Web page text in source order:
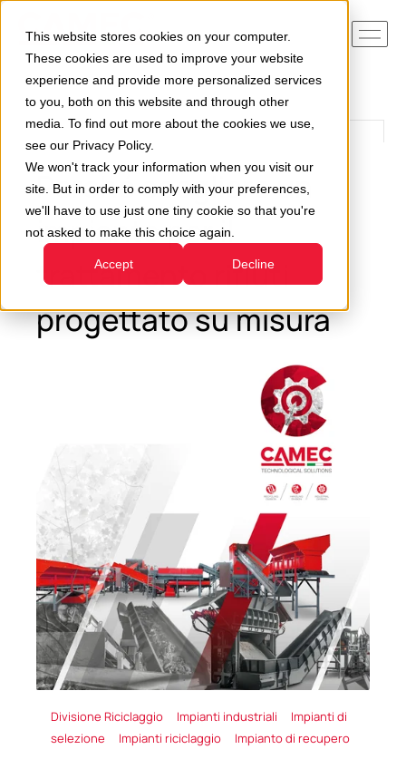
This website stores cookies on your computer.
These cookies are used to improve your website
experience and provide more personalized services
to you, both on this website and through other
media. To find out more about the cookies we use,
see our Privacy Policy.
We won't track your information when you visit our
site. But in order to comply with your preferences,
we'll have to use just one tiny cookie so that you're
not asked to make this choice again.
Accept Decline
Perché scegliere un
impianto per il
trattamento rifiuti
progettato su misura
Divisione Riciclaggio Impianti industriali
Impianti di
selezione
Impianti riciclaggio Impianto di recupero